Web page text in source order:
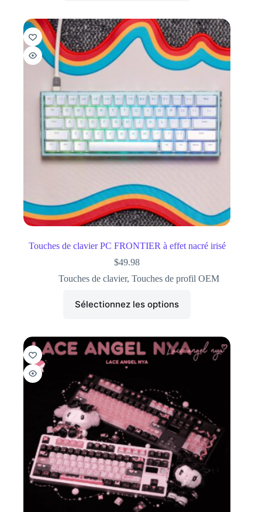
Touches de clavier PC FRONTIER à effet nacré irisé
$49.98
Touches de clavier, Touches de profil OEM
Sélectionnez les options